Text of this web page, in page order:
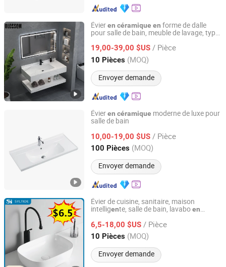
Évieren céramique en forme de dalle
pour salle de bain, meuble de lavage, type
19,00-39,00 $US / Pièce
10 Pièces (MOQ)
Envoyer demande
Hangzhou Blossom Import&Export Co., Ltd.
Zhejiang, China Depuis 2014
Évieren céramique moderne de luxe pour
salle de bain
10,00-19,00 $US / Pièce
100 Pièces (MOQ)
Envoyer demande
Guangdong Bobo Sanitary Ware Co., Ltd.
Guangdong, China Depuis 2026
Évier de cuisine, sanitaire, maison
intelligente, salle de bain, lavaboen
6,5-18,00 $US / Pièce
10 Pièces (MOQ)
Envoyer demande
Chaozhou Senhang Sanitary Ware Co., Ltd.
Guangdong, China Depuis 2024